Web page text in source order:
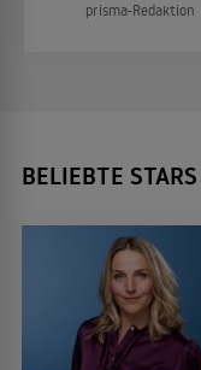
prisma-Redaktion
BELIEBTE STARS